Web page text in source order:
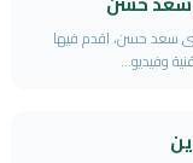
سعد حسن، اقدم فيها
وفيديو...